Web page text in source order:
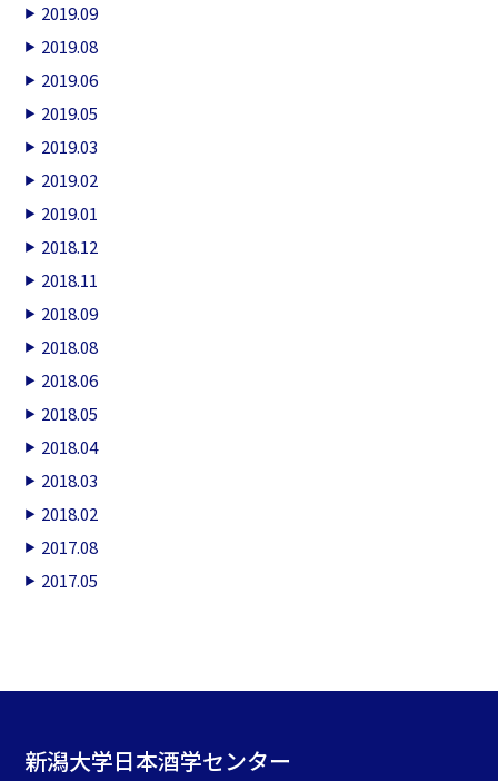
2019.09
2019.08
2019.06
2019.05
2019.03
2019.02
2019.01
2018.12
2018.11
2018.09
2018.08
2018.06
2018.05
2018.04
2018.03
2018.02
2017.08
2017.05
新潟大学日本酒学センター